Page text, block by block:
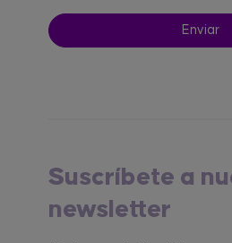
Suscríbete a
newsletter